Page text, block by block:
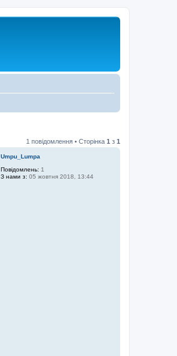
1 повідомлення • Сторінка 1 з 1
Umpu_Lumpa
Повідомлень: 1
З нами з: 05 жовтня 2018, 13:44